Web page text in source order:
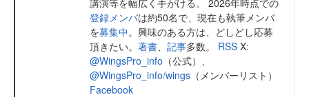
登録メンバは約50名で、現在も執筆メンバ
を募集中。興味のある方は、どしどし応募
頂きたい。 著書 記事多数。 RSS X:
@WingsPro_info （公式）、
@WingsPro_info/wings （メンバーリスト）
Facebook